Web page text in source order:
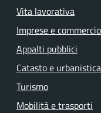
Vita lavorativa
Imprese e commercio
Appalti pubblici
Catasto e urbanistica
Turismo
Mobilità e trasporti